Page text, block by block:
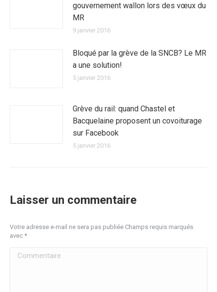
gouvernement wallon lors des vœux du
MR
9 janvier 2016
Bloqué par la grève de la SNCB? Le MR
a une solution!
5 janvier 2016
Grève du rail: quand Chastel et
Bacquelaine proposent un covoiturage
sur Facebook
5 janvier 2016
Laisser un commentaire
Votre adresse e-mail ne sera pas publiée Champs requis marqués
avec *
Commentaire